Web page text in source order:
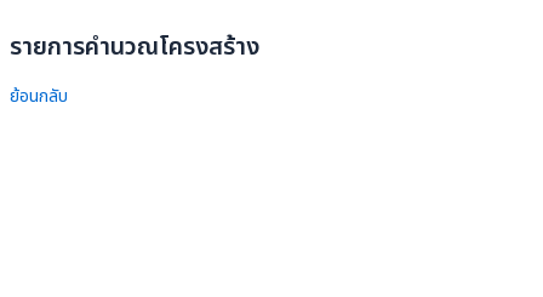
รายการคำนวณโครงสร้าง
ย้อนกลับ